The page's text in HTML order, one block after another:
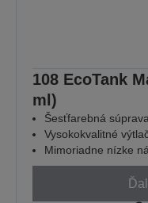
108 EcoTank
ml)
Šesťfarebná
Vysokokvalitné
Mimoriadne nízke